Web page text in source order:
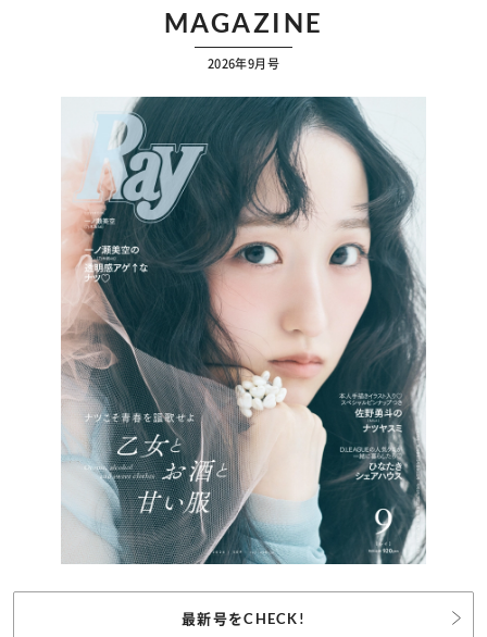
MAGAZINE
2026年9月号
最新号をCHECK!